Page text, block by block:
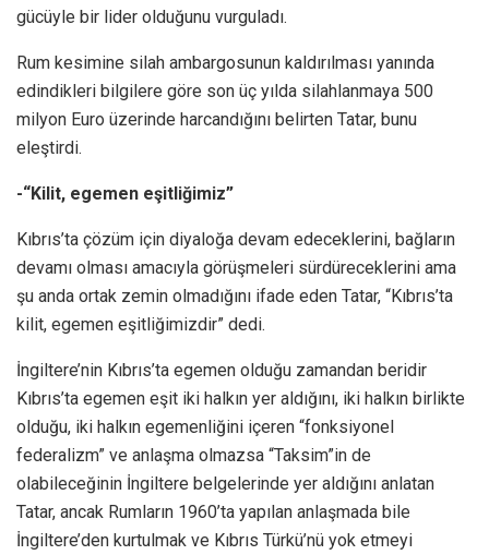
gücüyle bir lider olduğunu vurguladı.
Rum kesimine silah ambargosunun kaldırılması yanında
edindikleri bilgilere göre son üç yılda silahlanmaya 500
milyon Euro üzerinde harcandığını belirten Tatar, bunu
eleştirdi.
-“Kilit, egemen eşitliğimiz”
Kıbrıs’ta çözüm için diyaloğa devam edeceklerini, bağların
devamı olması amacıyla görüşmeleri sürdüreceklerini ama
şu anda ortak zemin olmadığını ifade eden Tatar, “Kıbrıs’ta
kilit, egemen eşitliğimizdir” dedi.
İngiltere’nin Kıbrıs’ta egemen olduğu zamandan beridir
Kıbrıs’ta egemen eşit iki halkın yer aldığını, iki halkın birlikte
olduğu, iki halkın egemenliğini içeren “fonksiyonel
federalizm” ve anlaşma olmazsa “Taksim”in de
olabileceğinin İngiltere belgelerinde yer aldığını anlatan
Tatar, ancak Rumların 1960’ta yapılan anlaşmada bile
İngiltere’den kurtulmak ve Kıbrıs Türkü’nü yok etmeyi